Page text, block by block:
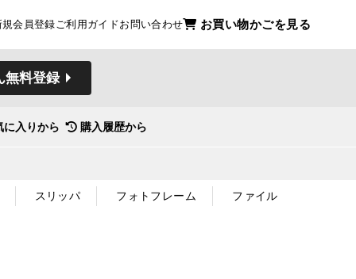
規会員登録ご利用ガイドお問い合わせ お買い物かごを見る
無料登録
に入りから 購入履歴から
スリッパ フォトフレーム ファイル